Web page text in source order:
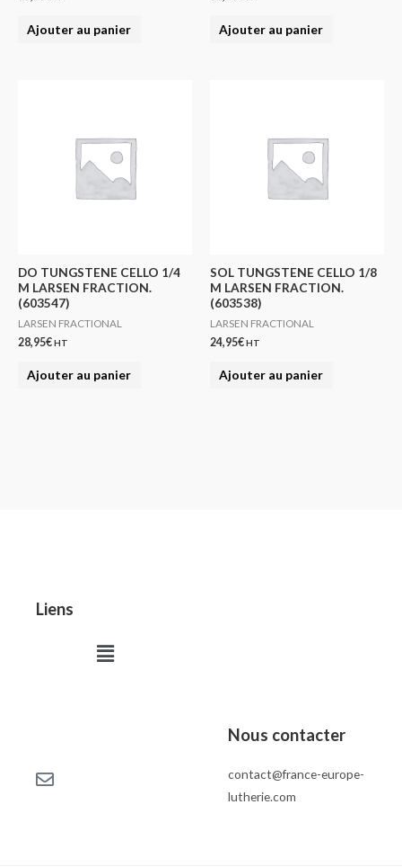
Ajouter au panier Ajouter au panier
DO TUNGSTENE CELLO 1/4
M LARSEN FRACTION.
(603547)
LARSEN FRACTIONAL
28,95€HT
Ajouter au panier
SOL TUNGSTENE CELLO 1/8
M LARSEN FRACTION.
(603538)
LARSEN FRACTIONAL
24,95€HT
Ajouter au panier
Liens
Menu
Nous contacter
contact@france-europe-
lutherie.com